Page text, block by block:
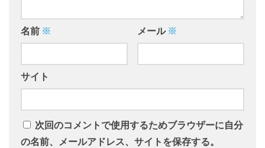
名前 ※ メール ※
サイト
次回のコメントで使用するためブラウザーに自分
の名前、メールアドレス、サイトを保存する。